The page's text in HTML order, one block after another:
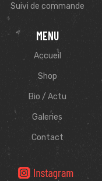
Suivi de commande
MENU
Accueil
Shop
Bio / Actu
Galeries
Contact